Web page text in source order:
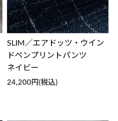
SLIM／エアドッツ・ウイン
ドペンプリントパンツ
ネイビー
24,200円(税込)